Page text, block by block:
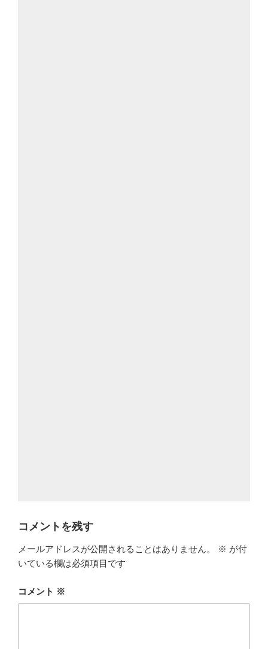
コメントを残す
メールアドレスが公開されることはありません。 ※ が付
いている欄は必須項目です
コメント ※